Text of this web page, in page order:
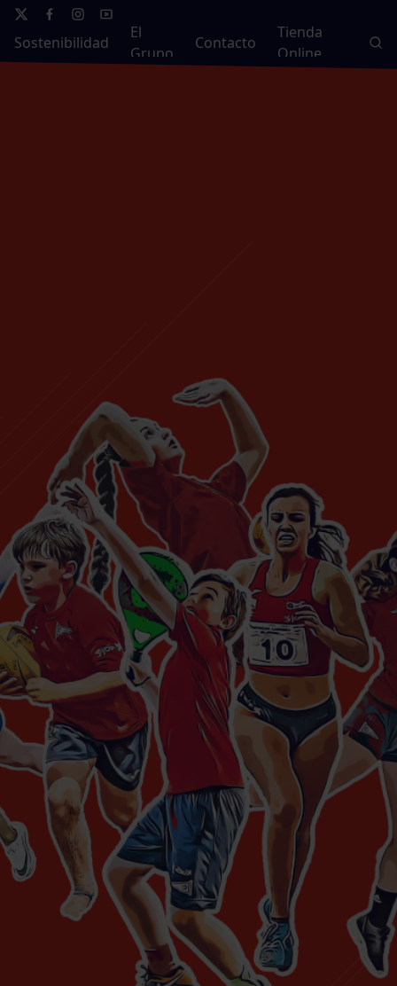
Sostenibilidad
El
Grupo
Contacto
Tienda
Online